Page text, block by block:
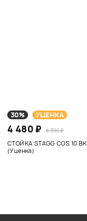
30% УЦЕНКА
4 480 ₽ 6 390 ₽
СТОЙКА STAGG COS 10 BK
(Уценка)